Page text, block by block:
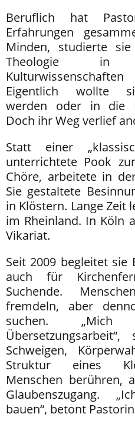
Beruflich hat
Erfahrungen
Minden, studierte
Theologie in
Eigentlich wollte
werden oder in die
Doch ihr Weg verlief
Statt einer
unterrichtete Pook
Chöre, arbeitete in
Sie gestaltete
in Klöstern. Lange Zeit
im Rheinland. In Köln
Vikariat.
Seit 2009 begleitet sie
auch für
Suchende.
fremdeln, aber
suchen. „Mich
Schweigen,
Struktur eines
Menschen berühren,
Glaubenszugang.
bauen“, betont